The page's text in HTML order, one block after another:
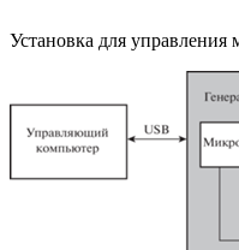
Установка для